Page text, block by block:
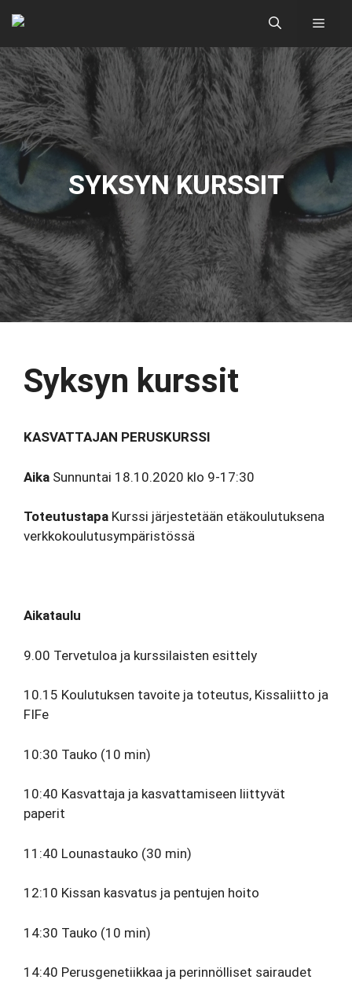
sisältöön
SYKSYN KURSSIT
Syksyn kurssit
KASVATTAJAN PERUSKURSSI
Aika Sunnuntai 18.10.2020 klo 9-17:30
Toteutustapa Kurssi järjestetään etäkoulutuksena
verkkokoulutusympäristössä
Aikataulu
9.00 Tervetuloa ja kurssilaisten esittely
10.15 Koulutuksen tavoite ja toteutus, Kissaliitto ja
FIFe
10:30 Tauko (10 min)
10:40 Kasvattaja ja kasvattamiseen liittyvät
paperit
11:40 Lounastauko (30 min)
12:10 Kissan kasvatus ja pentujen hoito
14:30 Tauko (10 min)
14:40 Perusgenetiikkaa ja perinnölliset sairaudet